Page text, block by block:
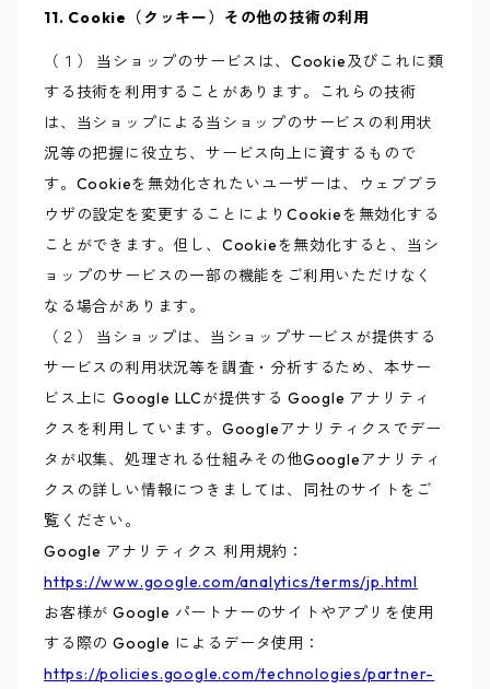
11. Cookie（クッキー）その他の技術の利用
（１） 当ショップのサービスは、Cookie及びこれに類
する技術を利用することがあります。これらの技術
は、当ショップによる当ショップのサービスの利用状
況等の把握に役立ち、サービス向上に資するもので
す。Cookieを無効化されたいユーザーは、ウェブブラ
ウザの設定を変更することによりCookieを無効化する
ことができます。但し、Cookieを無効化すると、当シ
ョップのサービスの一部の機能をご利用いただけなく
なる場合があります。
（２） 当ショップは、当ショップサービスが提供する
サービスの利用状況等を調査・分析するため、本サー
ビス上に Google LLCが提供する Google アナリティ
クスを利用しています。Googleアナリティクスでデー
タが収集、処理される仕組みその他Googleアナリティ
クスの詳しい情報につきましては、同社のサイトをご
覧ください。
Google アナリティクス 利用規約：
https://www.google.com/analytics/terms/jp.html
お客様が Google パートナーのサイトやアプリを使用
する際の Google によるデータ使用：
https://policies.google.com/technologies/partner-